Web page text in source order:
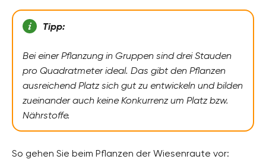
Tipp:
Bei einer Pflanzung in Gruppen sind drei Stauden
pro Quadratmeter ideal. Das gibt den Pflanzen
ausreichend Platz sich gut zu entwickeln und bilden
zueinander auch keine Konkurrenz um Platz bzw.
Nährstoffe.
So gehen Sie beim Pflanzen der Wiesenraute vor: